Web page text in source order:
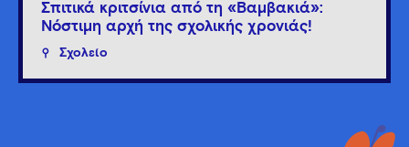
Σπιτικά κριτσίνια από τη «Βαμβακιά»:
Νόστιμη αρχή της σχολικής χρονιάς!
Σχολείο